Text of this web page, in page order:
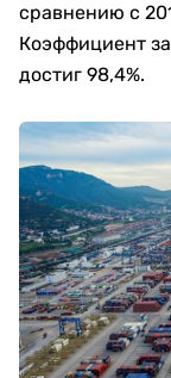
сравнению с
Коэффициент
достиг 98,4%.